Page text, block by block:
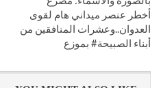
أخطر عنصر ميداني هام لقوى
العدوان..وعشرات المنافقين من
أبناء الصبيحة# بموزع